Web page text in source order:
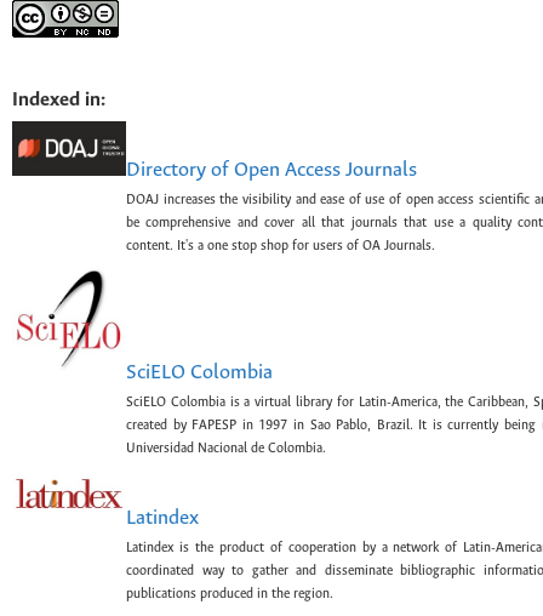
Indexed in:
Directory of Open Access Journals
DOAJ increases the visibility and ease of use of open access scientific
be comprehensive and cover all that journals that use a quality
content. It's a one stop shop for users of OA Journals.
SciELO Colombia
SciELO Colombia is a virtual library for Latin-America, the Caribbean,
created by FAPESP in 1997 in Sao Pablo, Brazil. It is currently being
Universidad Nacional de Colombia.
Latindex
Latindex is the product of cooperation by a network of Latin-
coordinated way to gather and disseminate bibliographic
publications produced in the region.